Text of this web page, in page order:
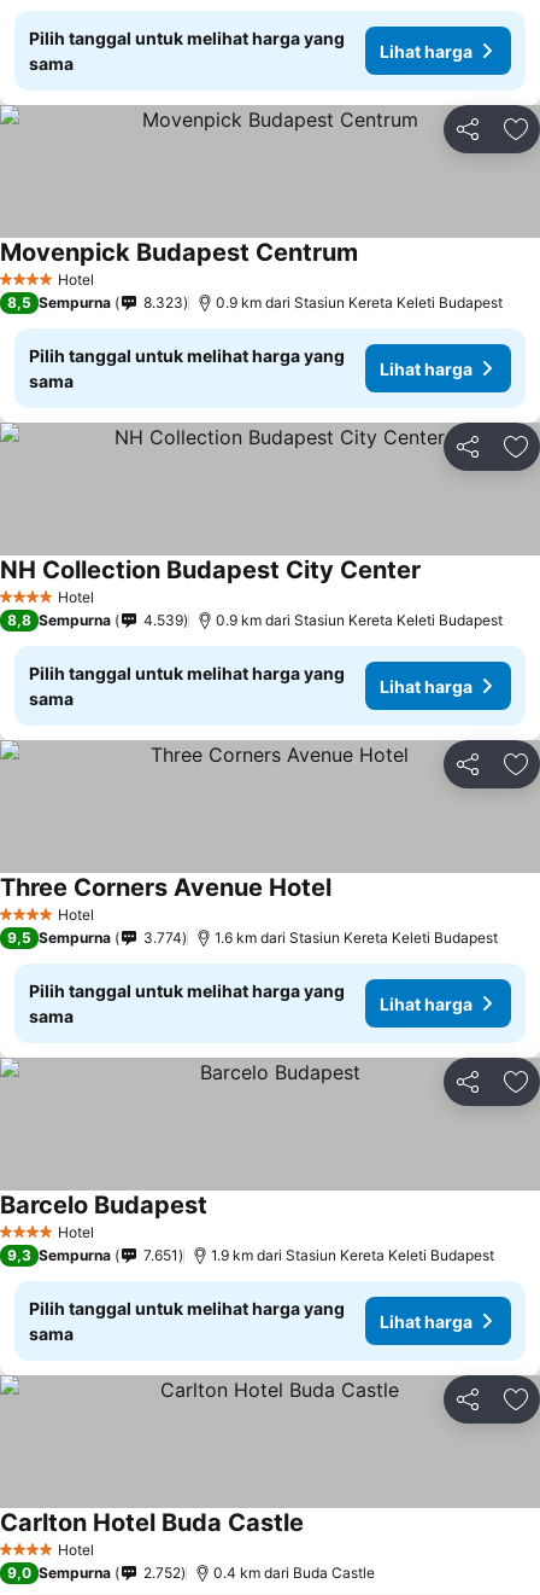
Pilih tanggal untuk melihat harga yang
sama
Lihat harga
Bagikan
4 BintangHotel
Movenpick Budapest Centrum
8,5 Sempurna 8.323 0.9 km dari Stasiun Kereta Keleti Budapest
Pilih tanggal untuk melihat harga yang
sama
Lihat harga
Bagikan
4 BintangHotel
NH Collection Budapest City Center
8,8 Sempurna 4.539 0.9 km dari Stasiun Kereta Keleti Budapest
Pilih tanggal untuk melihat harga yang
sama
Lihat harga
Bagikan
4 BintangHotel
Three Corners Avenue Hotel
9,5 Sempurna 3.774 1.6 km dari Stasiun Kereta Keleti Budapest
Pilih tanggal untuk melihat harga yang
sama
Lihat harga
Bagikan
4 BintangHotel
Barcelo Budapest
9,3 Sempurna 7.651 1.9 km dari Stasiun Kereta Keleti Budapest
Pilih tanggal untuk melihat harga yang
sama
Lihat harga
Bagikan
4 BintangHotel
Carlton Hotel Buda Castle
9,0 Sempurna 2.752 0.4 km dari Buda Castle